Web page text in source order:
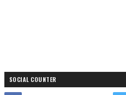
SOCIAL COUNTER